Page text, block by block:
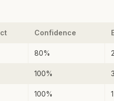
Confidence
80% 2
100% 3
100% 1